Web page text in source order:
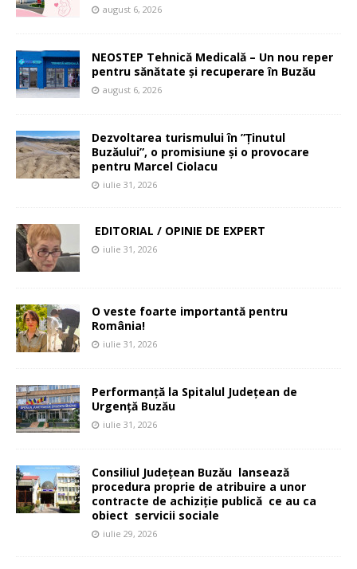
august 6, 2026
NEOSTEP Tehnică Medicală – Un nou reper
pentru sănătate și recuperare în Buzău
august 6, 2026
Dezvoltarea turismului în ”Ținutul
Buzăului”, o promisiune și o provocare
pentru Marcel Ciolacu
iulie 31, 2026
EDITORIAL / OPINIE DE EXPERT
iulie 31, 2026
O veste foarte importantă pentru
România!
iulie 31, 2026
Performanță la Spitalul Județean de
Urgență Buzău
iulie 31, 2026
Consiliul Județean Buzău lansează
procedura proprie de atribuire a unor
contracte de achiziție publică ce au ca
obiect servicii sociale
iulie 29, 2026